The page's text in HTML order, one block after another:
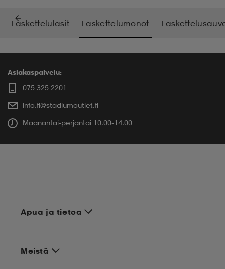
Laskettelulasit Laskettelumonot
Asiakaspalvelu:
075 325 2201
info.fi@stadiumoutlet.fi
Maanantai-perjantai 10.00-14.00
Apua ja tietoa
Meistä